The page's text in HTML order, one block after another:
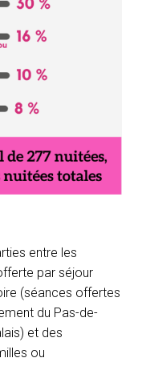
entre les
par séjour
(séances offertes
du Pas-de-
et des
ou